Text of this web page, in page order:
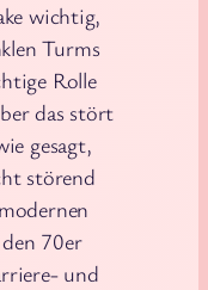
wichtig,
Turms
Rolle
das stört
gesagt,
störend
70er
und